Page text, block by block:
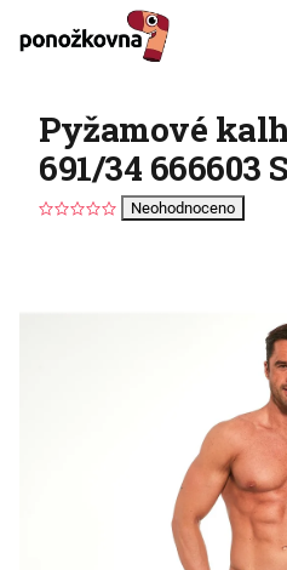
Pyžamové
691/34 666603
Neohodnoceno